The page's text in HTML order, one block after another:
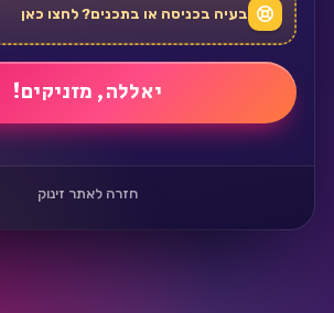
בעיה בכניסה או בתכנים? לחצו כאן
חזרה לאתר זינוק